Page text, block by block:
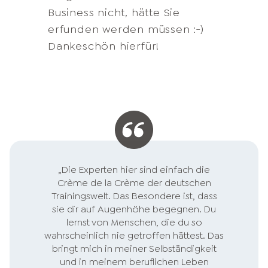
Business nicht, hätte Sie
erfunden werden müssen :-)
Dankeschön hierfür!
und unternehmerische
Entwicklung brauche. Zudem
bin ich verliebt in eure Art mit
Bedarf, reagiert individuell und
schnell auf Feedbacks.
Beruflich bin ich für Service
Exzellenz in meinem
Unternehmen verantwortlich-
Hochachtung vor eurer
Leistung!
bisher aufgehalten haben.
Unternehmertun völlig
unbekannt ist.
die brainwasching:-) und neue
Realität.
„Die Experten hier sind einfach die
Crème de la Crème der deutschen
Trainingswelt. Das Besondere ist, dass
sie dir auf Augenhöhe begegnen. Du
lernst von Menschen, die du so
wahrscheinlich nie getroffen hättest. Das
bringt mich in meiner Selbständigkeit
und in meinem beruflichen Leben